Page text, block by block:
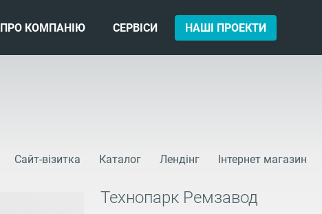
ПРО КОМПАНІЮ СЕРВІСИ НАШІ ПРОЕКТИ
Сайт-візитка Каталог Лендінг Інтернет магазин
Технопарк Ремзавод